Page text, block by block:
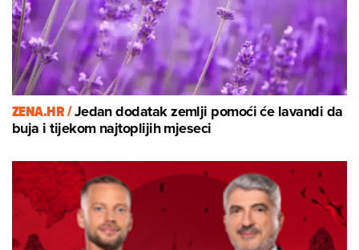
ZENA.HR /Jedan dodatak zemlji pomoći će lavandi da
buja i tijekom najtoplijih mjeseci